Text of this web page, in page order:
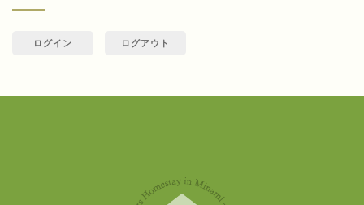
ログイン ログアウト